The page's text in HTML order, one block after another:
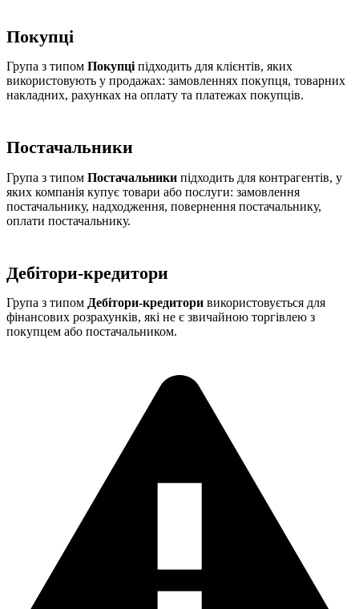
Покупці
Група з типом Покупці підходить для клієнтів, яких
використовують у продажах: замовленнях покупця, товарних
накладних, рахунках на оплату та платежах покупців.
Постачальники
Група з типом Постачальники підходить для контрагентів, у
яких компанія купує товари або послуги: замовлення
постачальнику, надходження, повернення постачальнику,
оплати постачальнику.
Дебітори-кредитори
Група з типом Дебітори-кредитори використовується для
фінансових розрахунків, які не є звичайною торгівлею з
покупцем або постачальником.